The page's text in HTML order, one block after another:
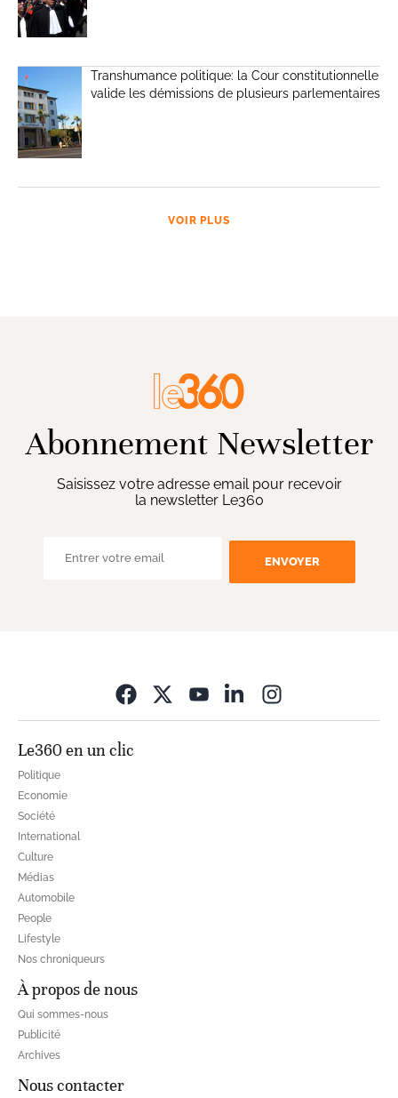
Transhumance politique: la Cour constitutionnelle
valide les démissions de plusieurs parlementaires
VOIR PLUS
Abonnement Newsletter
Saisissez votre adresse email pour recevoir
la newsletter Le360
ENVOYER
Le360 en un clic
Politique
Economie
Société
International
Culture
Médias
Automobile
People
Lifestyle
Nos chroniqueurs
À propos de nous
Qui sommes-nous
Publicité
Archives
Nous contacter